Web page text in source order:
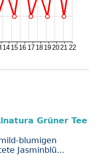
Grüner Tee
blumigen
Jasminblü...